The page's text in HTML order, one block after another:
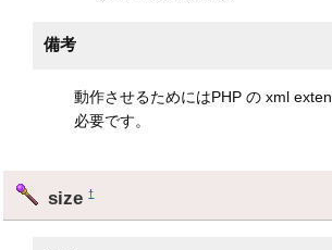
備考
動作させるためにはPHP の xml
必要です。
size†